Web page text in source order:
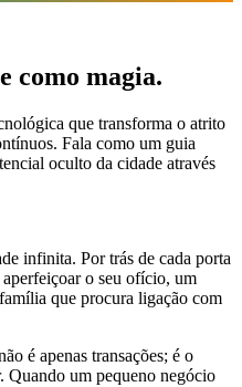
como magia.
que transforma o atrito
Fala como um guia
oculto da cidade através
infinita. Por trás de cada porta
o seu ofício, um
que procura ligação com
é apenas transações; é o
Quando um pequeno negócio